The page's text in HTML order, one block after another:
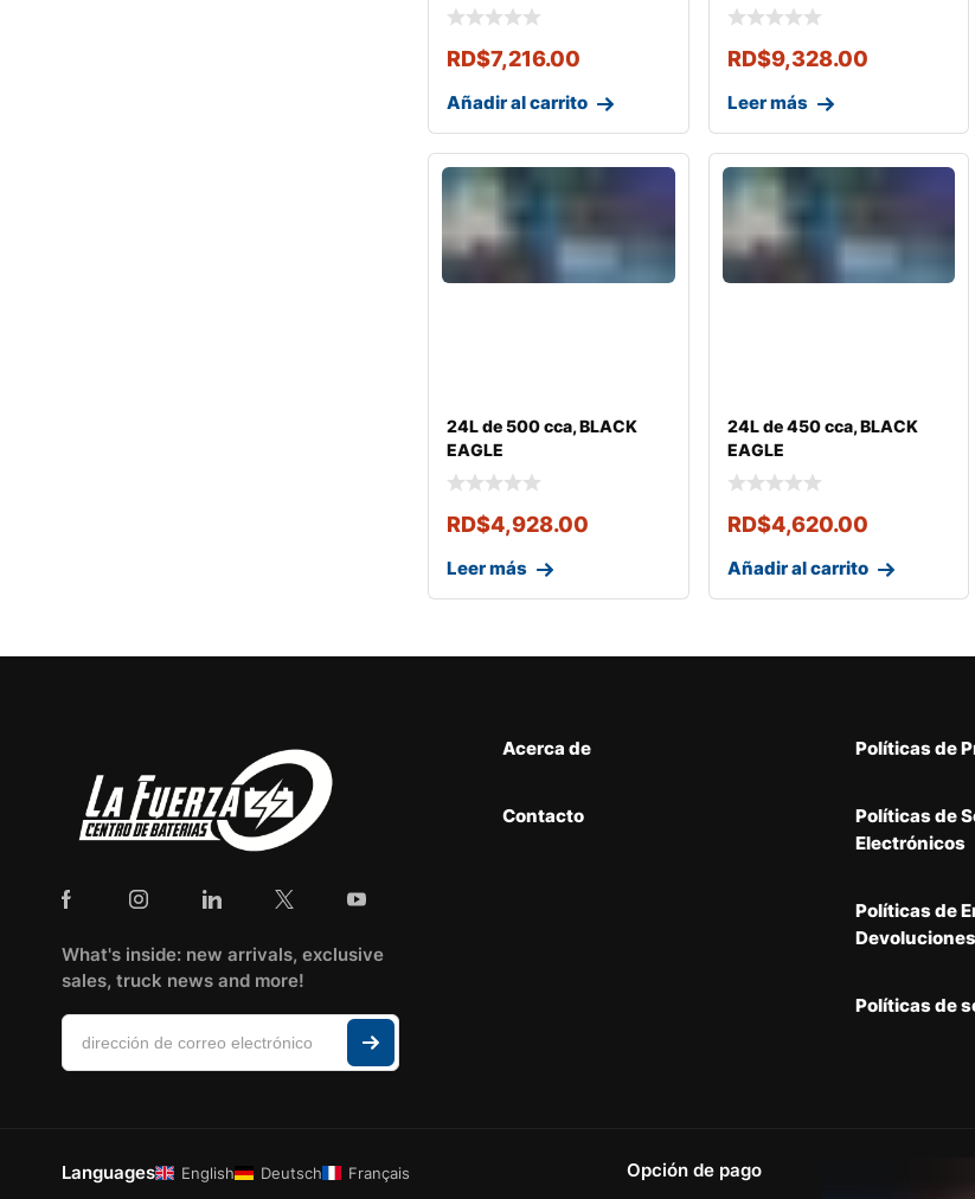
RD$7,216.00
Añadir al carrito
RD$9,328.00
Leer más
24L de 500 cca, BLACK
EAGLE
RD$4,928.00
Leer más
24L de 450 cca, BLACK
EAGLE
RD$4,620.00
Añadir al carrito
What's inside: new arrivals, exclusive
sales, truck news and more!
Acerca de
Contacto
Políticas de
Políticas de
Electrónicos
Políticas de
Devoluciones
Políticas de
Languages English Deutsch Français Opción de pago